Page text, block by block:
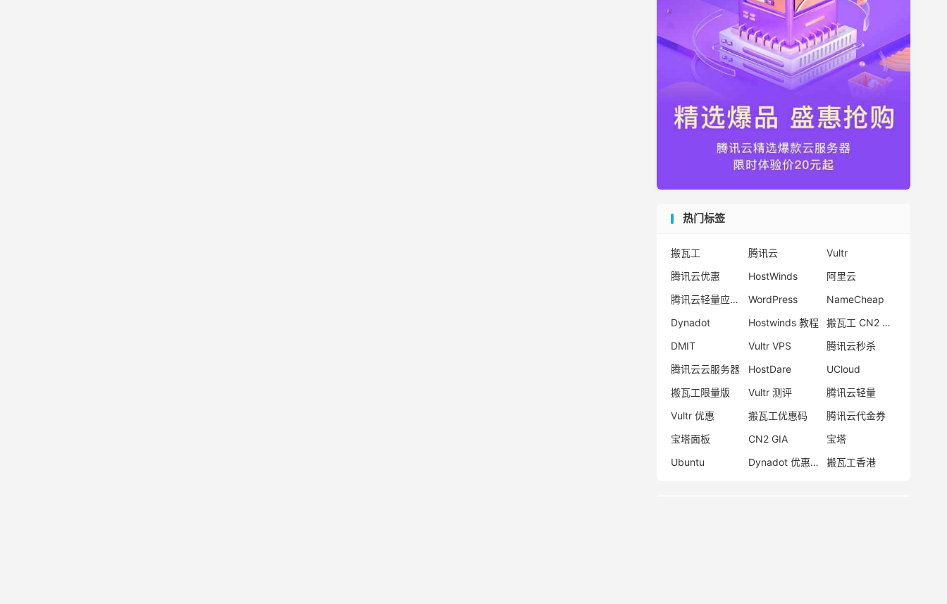
热门标签
搬瓦工 腾讯云
Vultr
腾讯云优惠
HostWinds
阿里云
腾讯云轻量应用服务器
WordPress
NameCheap
Dynadot
Hostwinds 教程
搬瓦工 CN2 GIA
DMIT
Vultr VPS
腾讯云秒杀
腾讯云云服务器
HostDare
UCloud
搬瓦工限量版
Vultr 测评
腾讯云轻量
Vultr 优惠
搬瓦工优惠码
腾讯云代金券
宝塔面板
CN2 GIA
宝塔
Ubuntu
Dynadot 优惠码 搬瓦工香港